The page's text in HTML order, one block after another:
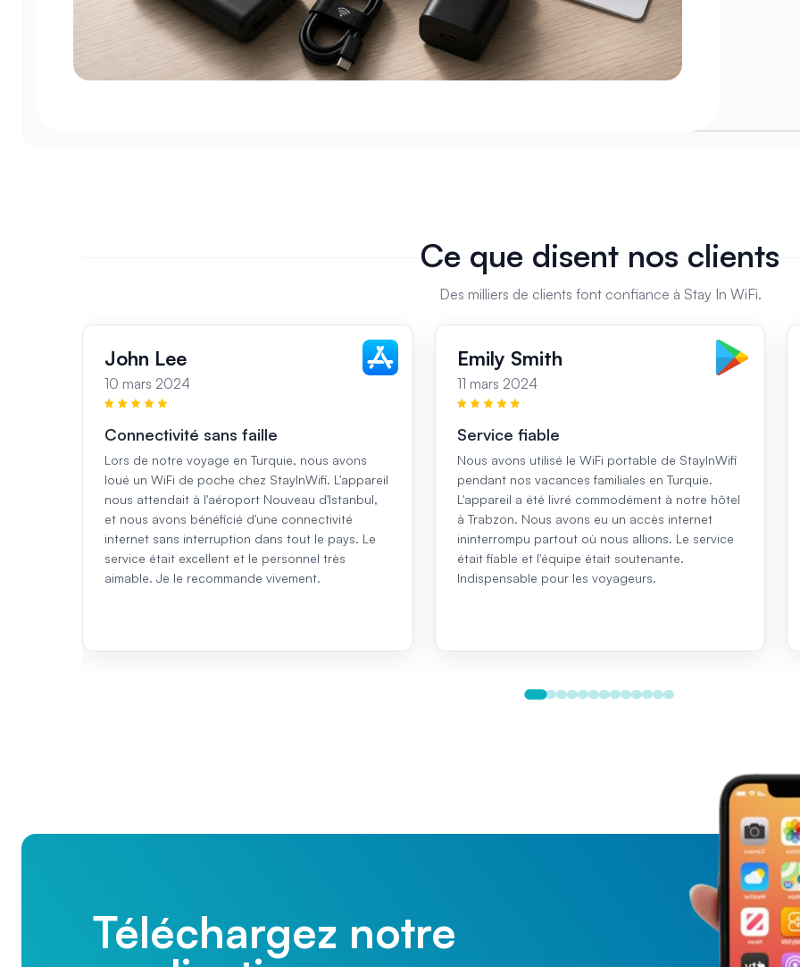
Ce que disent nos clients
Des milliers de clients font confiance à Stay In WiFi.
John Lee
10 mars 2024
Connectivité sans faille
Lors de notre voyage en Turquie, nous avons
loué un WiFi de poche chez StayInWifi. L'appareil
nous attendait à l'aéroport Nouveau d'Istanbul,
et nous avons bénéficié d'une connectivité
internet sans interruption dans tout le pays. Le
service était excellent et le personnel très
aimable. Je le recommande vivement.
Emily Smith
11 mars 2024
Service fiable
Nous avons utilisé le WiFi portable de StayInWifi
pendant nos vacances familiales en Turquie.
L'appareil a été livré commodément à notre hôtel
à Trabzon. Nous avons eu un accès internet
ininterrompu partout où nous allions. Le service
était fiable et l'équipe était soutenante.
Indispensable pour les voyageurs.
Téléchargez notre